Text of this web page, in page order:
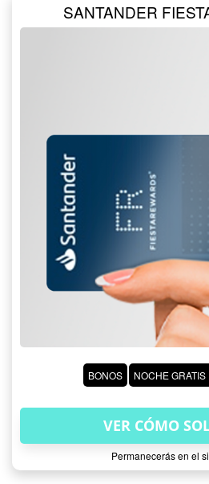
SANTANDER
BONOS NOCHE
VER CÓMO
Permanecerás en el